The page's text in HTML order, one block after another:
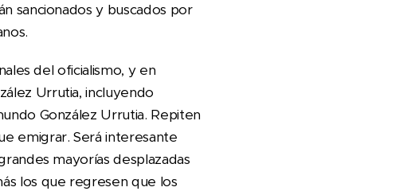
sancionados y buscados por
del oficialismo, y en
Urrutia, incluyendo
González Urrutia. Repiten
emigrar. Será interesante
mayorías desplazadas
los que regresen que los